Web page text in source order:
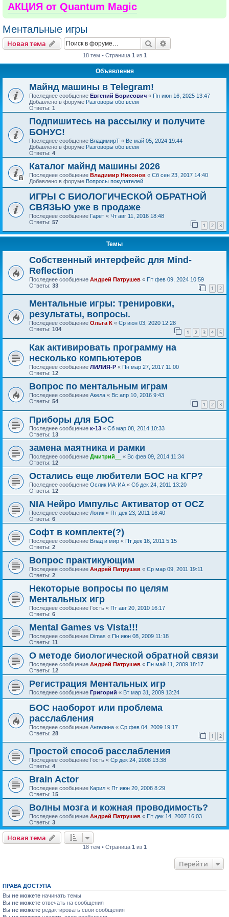
АКЦИЯ от Quantum Magic
Ментальные игры
Новая тема Поиск
18 тем • Страница 1 из 1
Объявления
Майнд машины в Telegram!
Последнее сообщение Евгений Борисович « Пн июн 16, 2025 13:47
Добавлено в форуме Разговоры обо всем
Ответы: 1
Подпишитесь на рассылку и получите
БОНУС!
Последнее сообщение ВладимирТ « Вс май 05, 2024 19:44
Добавлено в форуме Разговоры обо всем
Ответы: 4
Каталог майнд машины 2026
Последнее сообщение Владимир Никонов « Сб сен 23, 2017 14:40
Добавлено в форуме Вопросы покупателей
ИГРЫ С БИОЛОГИЧЕСКОЙ ОБРАТНОЙ
СВЯЗЬЮ уже в продаже
Последнее сообщение Гарет « Чт авг 11, 2016 18:48
Ответы: 57 1 2 3
Темы
Собственный интерфейс для Mind-
Reflection
Последнее сообщение Андрей Патрушев « Пт фев 09, 2024 10:59
Ответы: 33 1 2
Ментальные игры: тренировки,
результаты, вопросы.
Последнее сообщение Ольга К « Ср июн 03, 2020 12:28
Ответы: 104 1 2 3 4 5
Как активировать программу на
несколько компьютеров
Последнее сообщение ЛИЛИЯ-Р « Пн мар 27, 2017 11:00
Ответы: 12
Вопрос по ментальным играм
Последнее сообщение Акела « Вс апр 10, 2016 9:43
Ответы: 54 1 2 3
Приборы для БОС
Последнее сообщение к-13 « Сб мар 08, 2014 10:33
Ответы: 13
замена маятника и рамки
Последнее сообщение Дмитрий__ « Вс фев 09, 2014 11:34
Ответы: 12
Остались еще любители БОС на КГР?
Последнее сообщение Ослик ИА-ИА « Сб дек 24, 2011 13:20
Ответы: 12
NIA Нейро Импульс Активатор от OCZ
Последнее сообщение Логик « Пт дек 23, 2011 16:40
Ответы: 6
Софт в комплекте(?)
Последнее сообщение Влад и мир « Пт дек 16, 2011 5:15
Ответы: 2
Вопрос практикующим
Последнее сообщение Андрей Патрушев « Ср мар 09, 2011 19:11
Ответы: 2
Некоторые вопросы по целям
Ментальных игр
Последнее сообщение Гость « Пт авг 20, 2010 16:17
Ответы: 6
Mental Games vs Vista!!!
Последнее сообщение Dimas « Пн июн 08, 2009 11:18
Ответы: 11
О методе биологической обратной связи
Последнее сообщение Андрей Патрушев « Пн май 11, 2009 18:17
Ответы: 12
Регистрация Ментальных игр
Последнее сообщение Григорий « Вт мар 31, 2009 13:24
БОС наоборот или проблема
расслабления
Последнее сообщение Ангелина « Ср фев 04, 2009 19:17
Ответы: 28 1 2
Простой способ расслабления
Последнее сообщение Гость « Ср дек 24, 2008 13:38
Ответы: 4
Brain Actor
Последнее сообщение Карил « Пт июн 20, 2008 8:29
Ответы: 15
Волны мозга и кожная проводимость?
Последнее сообщение Андрей Патрушев « Пт дек 14, 2007 16:03
Ответы: 3
Новая тема
18 тем • Страница 1 из 1
Перейти
ПРАВА ДОСТУПА
Вы не можете начинать темы
Вы не можете отвечать на сообщения
Вы не можете редактировать свои сообщения